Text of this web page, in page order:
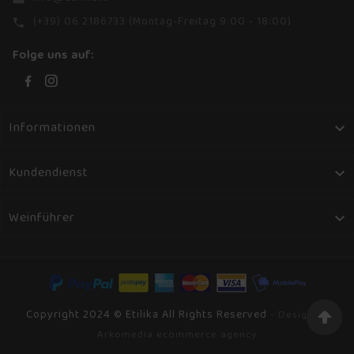
Folge uns auf:
Informationen 
Kundendienst 
Weinführer 
Copyright 2024 © Etilika All Rights Reserved - Design by